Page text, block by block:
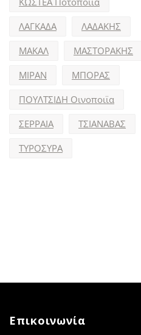
ΛΑΓΚΑΔΑ
ΛΑΔΑΚΗΣ
ΜΑΚΑΛ
ΜΑΣΤΟΡΑΚΗΣ
ΜΙΡΑΝ
ΜΠΟΡΑΣ
ΠΟΥΛΤΣΙΔΗ Οινοποιϊα
ΣΕΡΡΑΙΑ
ΤΣΙΑΝΑΒΑΣ
ΤΥΡΟΣΥΡΑ
Επικοινωνία